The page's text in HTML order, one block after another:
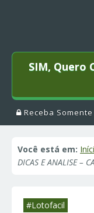
SIM, Quero
Receba
Você está em:
DICAS E ANALISE –
#Lotofacil